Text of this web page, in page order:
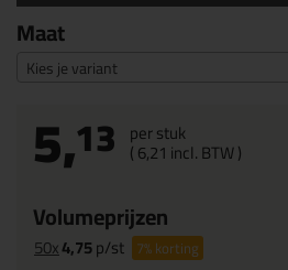
Maat
Kies je variant
5,13 per stuk
(6,21 incl. BTW )
Volumeprijzen
50x4,75p/st 7%korting